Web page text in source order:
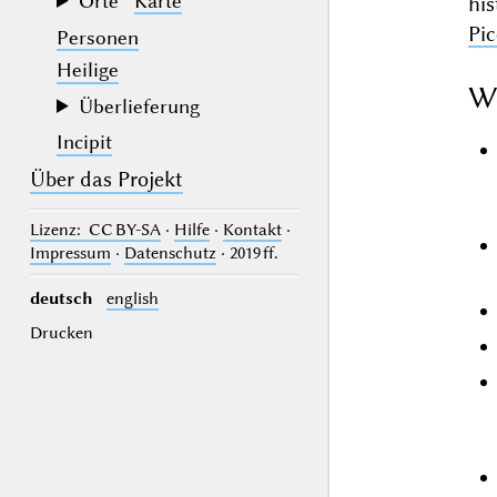
Personen
Heilige
Überlieferung
Incipit
Über das Projekt
Lizenz: CC BY-SA· Hilfe· Kontakt·
Impressum · Datenschutz· 2019 ff.
deutsch
english
Drucken